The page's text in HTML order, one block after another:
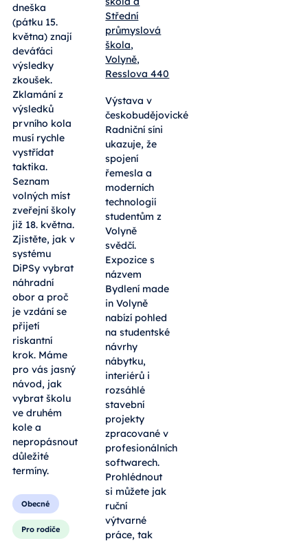
rodině vládne
stres. Ode
dneška
(pátku 15.
května) znají
deváťáci
výsledky
zkoušek.
Zklamání z
výsledků
prvního kola
musí rychle
vystřídat
taktika.
Seznam
volných míst
zveřejní školy
již 18. května.
Zjistěte, jak v
systému
DiPSy vybrat
náhradní
obor a proč
je vzdání se
přijetí
riskantní
krok. Máme
pro vás jasný
návod, jak
vybrat školu
ve druhém
kole a
nepropásnout
termíny.
Obecné
odborná
škola a
Střední
průmyslová
škola,
Resslova 440
Výstava v
českobudějovické
Radniční síni
ukazuje, že
spojení
řemesla a
moderních
technologií
studentům z
Volyně
svědčí.
Expozice s
názvem
Bydlení made
in Volyně
nabízí pohled
na studentské
návrhy
nábytku,
interiérů i
rozsáhlé
stavební
projekty
zpracované v
profesionálních
softwarech.
Prohlédnout
si můžete jak
ruční